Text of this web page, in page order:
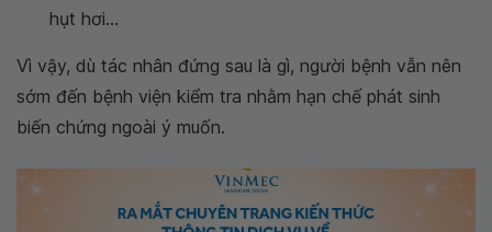
hụt hơi...
Vì vậy, dù tác nhân đứng sau là gì, người bệnh vẫn nên
sớm đến bệnh viện kiểm tra nhằm hạn chế phát sinh
biến chứng ngoài ý muốn.